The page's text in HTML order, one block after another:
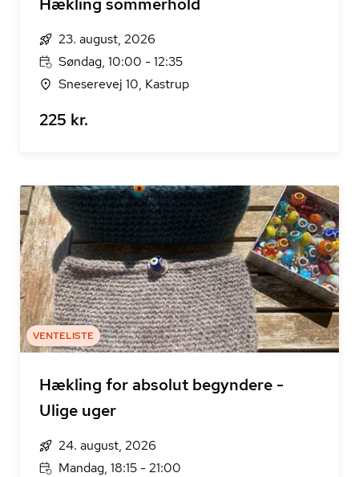
23. august, 2026
Søndag, 10:00 - 12:35
Sneserevej 10, Kastrup
225 kr.
VENTELISTE
Hækling for absolut begyndere -
Ulige uger
24. august, 2026
Mandag, 18:15 - 21:00